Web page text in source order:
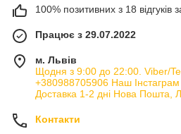
100% позитивних з 18 відгуків
Працює з 29.07.2022
м. Львів
Щодня з 9:00 до 22:00. Viber/
+380988705906 Наш
Доставка 1-2 дні Нова Пошта,
Контакти